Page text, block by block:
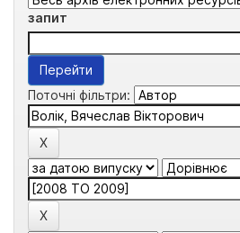
запит
Поточні фільтри: